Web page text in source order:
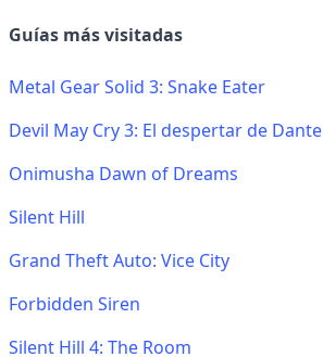
Guías más visitadas
Metal Gear Solid 3: Snake Eater
Devil May Cry 3: El despertar de Dante
Onimusha Dawn of Dreams
Silent Hill
Grand Theft Auto: Vice City
Forbidden Siren
Silent Hill 4: The Room